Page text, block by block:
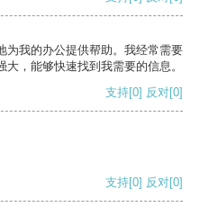
为我的办公提供帮助。我经常需要
，能够快速找到我需要的信息。
支持[0] 反对[0]
支持[0] 反对[0]